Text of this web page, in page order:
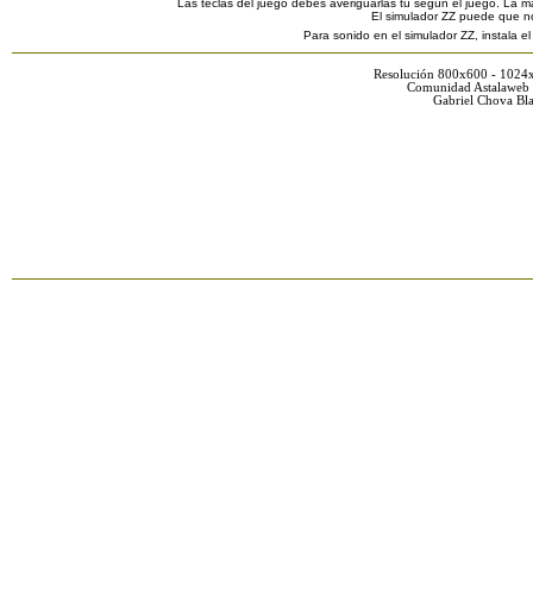
Las teclas del juego debes averiguarlas tú según el juego. La
El simulador ZZ puede que
Para sonido en el simulador ZZ, instala
Resolución 800x600 -
Comunidad
Gabriel Chova